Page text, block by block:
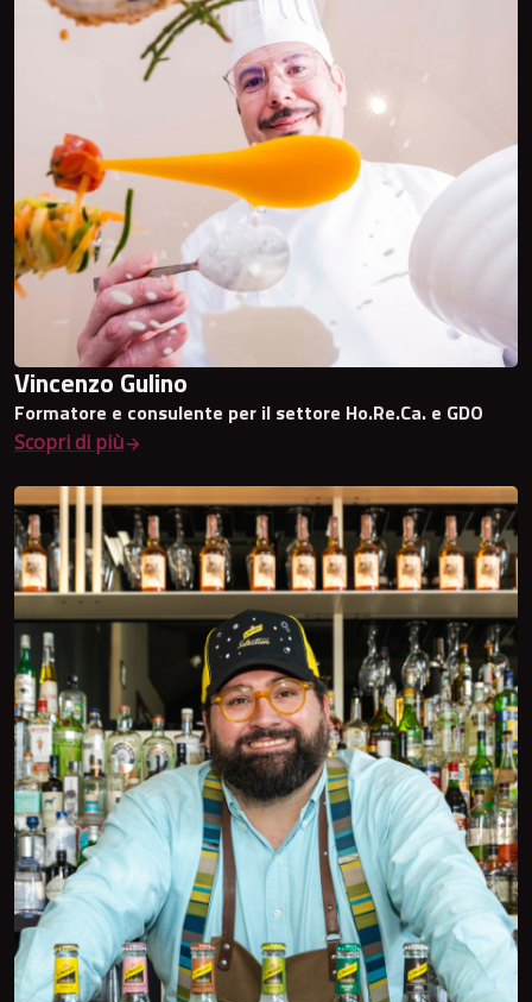
Vincenzo Gulino
Formatore e consulente per il settore Ho.Re.Ca. e GDO
Scopri di più